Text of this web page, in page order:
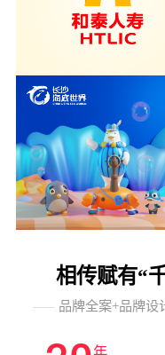
相传赋有“
品牌全案+品牌设